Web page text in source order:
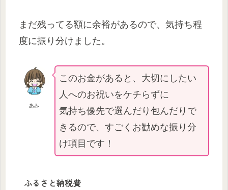
まだ残ってる額に余裕があるので、気持ち程
度に振り分けました。
あみ
このお金があると、大切にしたい
人へのお祝いをケチらずに
気持ち優先で選んだり包んだりで
きるので、すごくお勧めな振り分
け項目です！
ふるさと納税費